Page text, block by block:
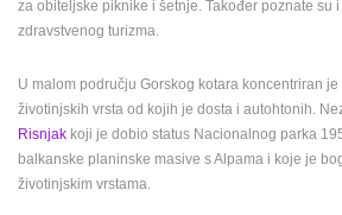
KAMERE
USE
PRIVACY
POLICY
BANERI
za obiteljske piknike i šetnje. Također poznate su
zdravstvenog turizma.
U malom području Gorskog kotara koncentriran
životinjskih vrsta od kojih je dosta i autohtonih.
Risnjak koji je dobio status Nacionalnog parka
balkanske planinske masive s Alpama i koje je
životinjskim vrstama.